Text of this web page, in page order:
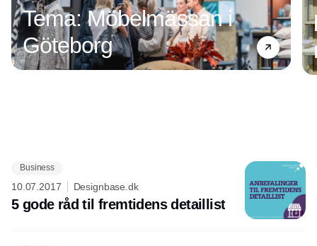
Tema: Möbelmässan i
Göteborg
Business
10.07.2017 Designbase.dk
5 gode råd til fremtidens detaillist